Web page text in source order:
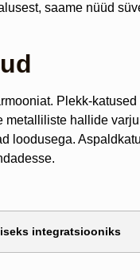
saame nüüd
Plekk-
metalliliste hallide
loodusega.
integratsiooniks